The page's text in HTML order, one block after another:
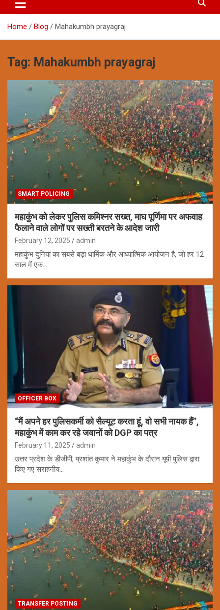
Home Blog Mahakumbh prayagraj
Tag: Mahakumbh prayagraj
SMART POLICING
महाकुंभ को लेकर पुलिस कमिश्नर सख्त, माघ पूर्णिमा पर अफवाह
फैलाने वाले लोगों पर सख्ती बरतने के आदेश जारी
February 12, 2025 admin
महाकुंभ दुनिया का सबसे बड़ा धार्मिक और आध्यात्मिक आयोजन है, जो हर 12
साल में एक…
OFFICER BOX
“मैं अपने हर पुलिसकर्मी को सैल्यूट करता हूं, वो सभी नायक हैं”,
महाकुंभ में काम कर रहे जवानों को DGP का पत्र
February 11, 2025 admin
उत्तर प्रदेश के डीजीपी, प्रशांत कुमार ने महाकुंभ के दौरान यूपी पुलिस द्वारा
किए गए सराहनीय…
TRANSFER POSTING